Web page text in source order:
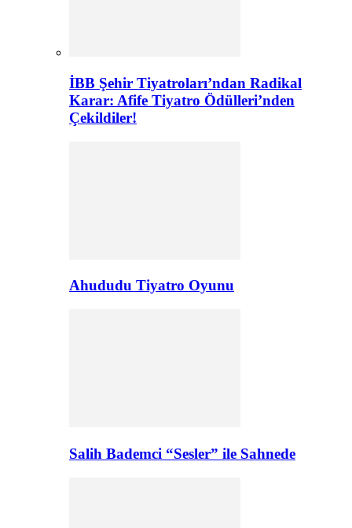
İBB Şehir Tiyatroları’ndan Radikal
Karar: Afife Tiyatro Ödülleri’nden
Çekildiler!
Ahududu Tiyatro Oyunu
Salih Bademci “Sesler” ile Sahnede